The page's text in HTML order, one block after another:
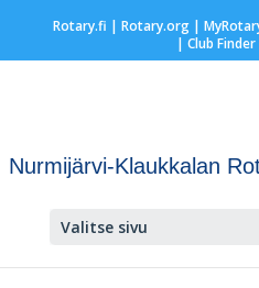
Rotary.fi | Rotary.org|
| Club Finder
Nurmijärvi-Klaukkalan
Valitse sivu